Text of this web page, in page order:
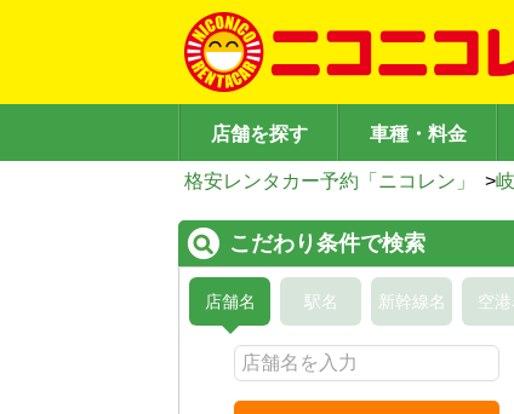
店舗を探す 車種・料金
格安レンタカー予約「ニコレン」 >
こだわり条件で検索
店舗名 駅名 新幹線名 空港